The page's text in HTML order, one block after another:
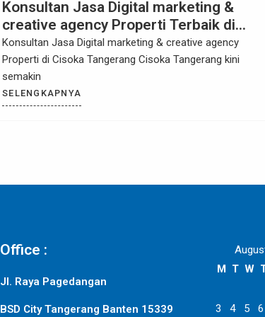
Konsultan Jasa Digital marketing &
creative agency Properti di Sentul Bogor
Konsultan Jasa Digital marketing & creative agency
Properti di Sentul Bogor Sentul Bogor sudah lama
SELENGKAPNYA
Office :
Jl. Raya Pagedangan
BSD City Tangerang Banten 15339
M T W
3
4 5 6